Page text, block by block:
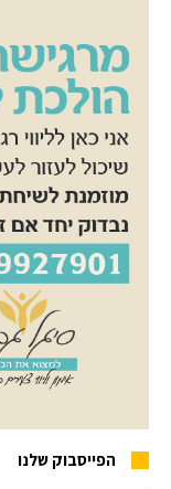
הפייסבוק שלנו